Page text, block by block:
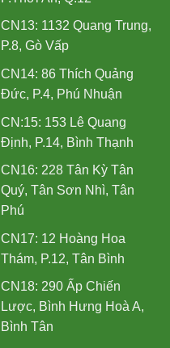
CN13: 1132 Quang Trung,
P.8, Gò Vấp
CN14: 86 Thích Quảng
Đức, P.4, Phú Nhuận
CN:15: 153 Lê Quang
Định, P.14, Bình Thạnh
CN16: 228 Tân Kỳ Tân
Quý, Tân Sơn Nhì, Tân
Phú
CN17: 12 Hoàng Hoa
Thám, P.12, Tân Bình
CN18: 290 Ấp Chiến
Lược, Bình Hưng Hoà A,
Bình Tân